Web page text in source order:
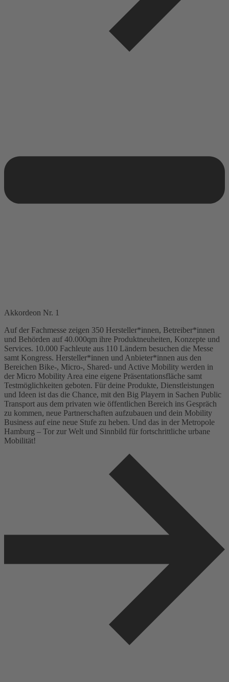
Akkordeon Nr. 1
Auf der Fachmesse zeigen 350 Hersteller*innen, Betreiber*innen
und Behörden auf 40.000qm ihre Produktneuheiten, Konzepte und
Services. 10.000 Fachleute aus 110 Ländern besuchen die Messe
samt Kongress. Hersteller*innen und Anbieter*innen aus den
Bereichen Bike-, Micro-, Shared- und Active Mobility werden in
der Micro Mobility Area eine eigene Präsentationsfläche samt
Testmöglichkeiten geboten. Für deine Produkte, Dienstleistungen
und Ideen ist das die Chance, mit den Big Playern in Sachen Public
Transport aus dem privaten wie öffentlichen Bereich ins Gespräch
zu kommen, neue Partnerschaften aufzubauen und dein Mobility
Business auf eine neue Stufe zu heben. Und das in der Metropole
Hamburg – Tor zur Welt und Sinnbild für fortschrittliche urbane
Mobilität!